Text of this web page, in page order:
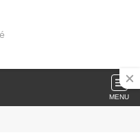
MENU